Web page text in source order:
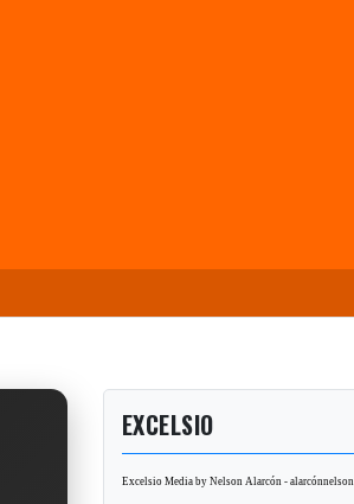
EXCELSIO
Excelsio Media by Nelson Alarcón - alarcónnelson